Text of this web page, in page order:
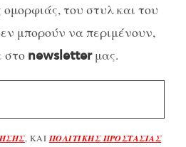
του στυλ και του
μπορούν να περιμένουν,
στο newsletterμας.
, ΚΑΙΠΟΛΙΤΙΚΗΣ ΠΡΟΣΤΑΣΙΑΣ